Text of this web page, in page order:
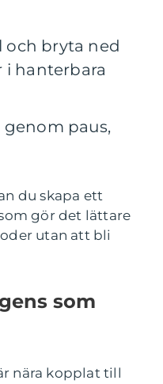
och bryta ned
hanterbara
paus,
du skapa ett
gör det lättare
utan att bli
som
nära kopplat till